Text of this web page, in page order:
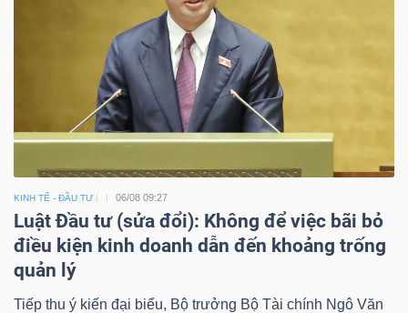
KINH TẾ - ĐẦU TƯ 06/08 09:27
Luật Đầu tư (sửa đổi): Không để việc bãi bỏ
điều kiện kinh doanh dẫn đến khoảng trống
quản lý
Tiếp thu ý kiến đại biểu, Bộ trưởng Bộ Tài chính Ngô Văn